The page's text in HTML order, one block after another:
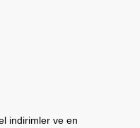
indirimler ve en